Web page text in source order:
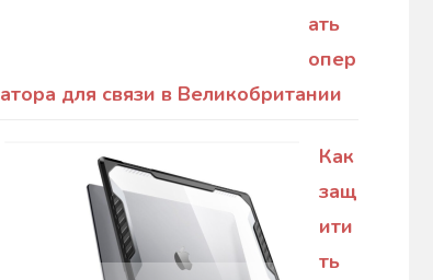
ать
опер
атора для связи в Великобритании
Как
защ
ити
ть